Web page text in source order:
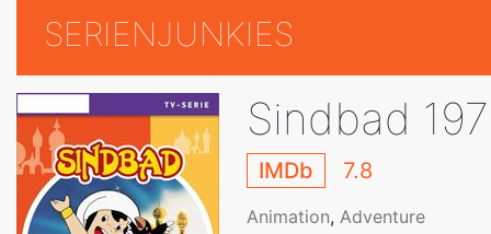
SERIENJUNKIES
Sindbad
IMDb 7.8
Animation, Adventure